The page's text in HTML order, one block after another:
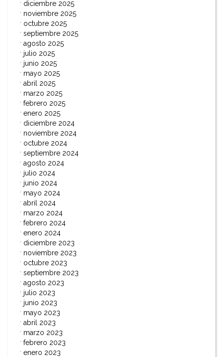
diciembre 2025
noviembre 2025
octubre 2025
septiembre 2025
agosto 2025
julio 2025
junio 2025
mayo 2025
abril 2025
marzo 2025
febrero 2025
enero 2025
diciembre 2024
noviembre 2024
octubre 2024
septiembre 2024
agosto 2024
julio 2024
junio 2024
mayo 2024
abril 2024
marzo 2024
febrero 2024
enero 2024
diciembre 2023
noviembre 2023
octubre 2023
septiembre 2023
agosto 2023
julio 2023
junio 2023
mayo 2023
abril 2023
marzo 2023
febrero 2023
enero 2023